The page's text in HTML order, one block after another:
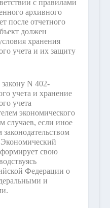
с правилами
архивного
после отчетного
должен
хранения
учета и их защиту
N 402-
учета и хранение
учета
экономического
случаев, если иное
формирует свою
Федерации о
и